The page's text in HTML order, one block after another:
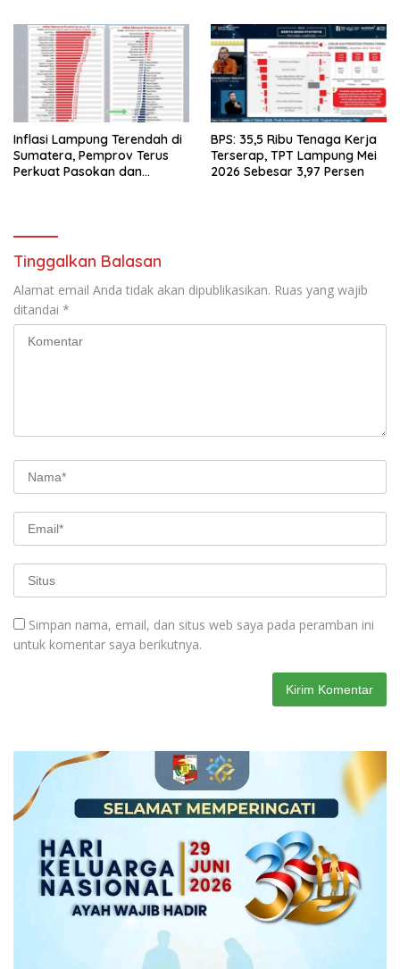
Inflasi Lampung Terendah di
Sumatera, Pemprov Terus
Perkuat Pasokan dan
BPS: 35,5 Ribu Tenaga Kerja
Terserap, TPT Lampung Mei
2026 Sebesar 3,97 Persen
Tinggalkan Balasan
Alamat email Anda tidak akan dipublikasikan. Ruas yang wajib
ditandai *
Simpan nama, email, dan situs web saya pada peramban ini
untuk komentar saya berikutnya.